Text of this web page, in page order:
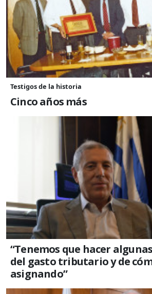
Testigos de la historia
Cinco años más
“Tenemos que hacer
del gasto tributario y de
asignando”